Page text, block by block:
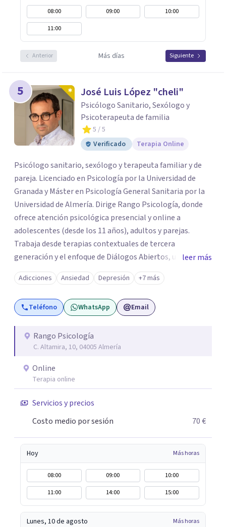
08:00 09:00
10:00
11:00
Anterior Más días Siguiente
5 José Luis López "cheli"
Psicólogo Sanitario, Sexólogo y
Psicoterapeuta de familia
5 / 5
Verificado
Terapia Online
Psicólogo sanitario, sexólogo y terapeuta familiar y de
pareja. Licenciado en Psicología por la Universidad de
Granada y Máster en Psicología General Sanitaria por la
Universidad de Almería. Dirige Rango Psicología, donde
ofrece atención psicológica presencial y online a
adolescentes (desde los 11 años), adultos y parejas.
Trabaja desde terapias contextuales de tercera
generación y el enfoque de Diálogos Abiertos, un modelo
terapéutico con amplia trayectoria internacional.
Destaca por crear un vínculo terapéutico cercano y eficaz,
utilizando herramientas prácticas y metáforas que
facilitan la comprensión y el cambio. Sus procesos
adaptados a las necesidades de cada persona y orientados
a generar mejoras reales en el menor número de sesiones
leer más
Adicciones Ansiedad Depresión +7 más
Teléfono WhatsApp Email
Rango Psicología
C. Altamira, 10, 04005 Almería
Online
Terapia online
Servicios y precios
Costo medio por sesión
70 €
Hoy Más horas
08:00 09:00
10:00
11:00
14:00 15:00
Lunes, 10 de agosto Más horas